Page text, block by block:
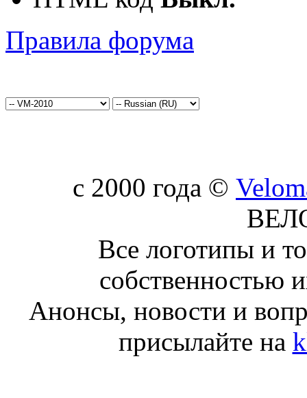
Правила форума
c 2000 года ©
Все логотипы и
собственностью
Анонсы, новости и
присылайте на